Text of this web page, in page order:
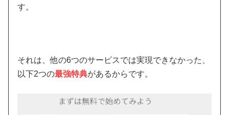
す。
それは、他の6つのサービスでは実現できなかった、
以下2つの最強特典があるからです。